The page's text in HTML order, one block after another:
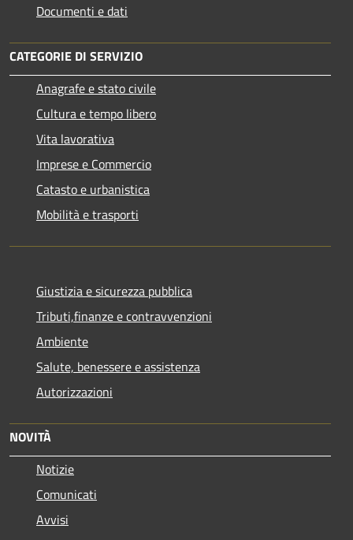
Documenti e dati
CATEGORIE DI SERVIZIO
Anagrafe e stato civile
Cultura e tempo libero
Vita lavorativa
Imprese e Commercio
Catasto e urbanistica
Mobilità e trasporti
Giustizia e sicurezza pubblica
Tributi,finanze e contravvenzioni
Ambiente
Salute, benessere e assistenza
Autorizzazioni
NOVITÀ
Notizie
Comunicati
Avvisi